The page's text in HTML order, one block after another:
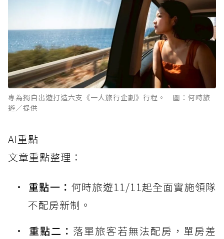
專為獨自出遊打造六支《一人旅行企劃》行程。 圖：何時旅
遊／提供
AI重點
文章重點整理：
重點一： 何時旅遊11/11起全面實施領隊
不配房新制。
重點二： 落單旅客若無法配房，單房差